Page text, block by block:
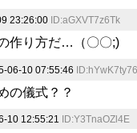
23:26:00 ID:aGXVT7z6Tk
作り方だ…（〇〇;)
06-10 07:55:46
の儀式？？
10 12:55:21 ID:Y3TnaOZl4E